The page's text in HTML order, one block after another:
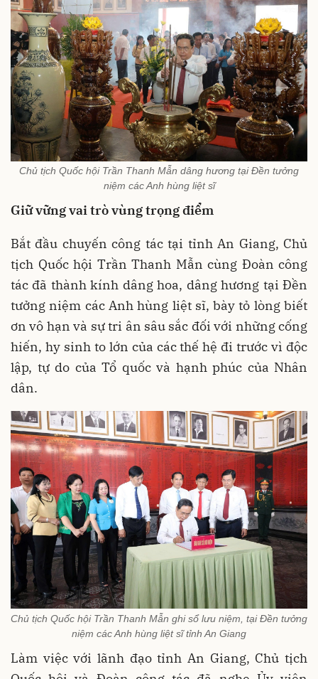
Chủ tịch Quốc hội Trần Thanh Mẫn dâng hương tại Đền tưởng
niệm các Anh hùng liệt sĩ
Giữ vững vai trò vùng trọng điểm
Bắt đầu chuyến công tác tại tỉnh An Giang, Chủ
tịch Quốc hội Trần Thanh Mẫn cùng Đoàn công
tác đã thành kính dâng hoa, dâng hương tại Đền
tưởng niệm các Anh hùng liệt sĩ, bày tỏ lòng biết
ơn vô hạn và sự tri ân sâu sắc đối với những cống
hiến, hy sinh to lớn của các thế hệ đi trước vì độc
lập, tự do của Tổ quốc và hạnh phúc của Nhân
dân.
Chủ tịch Quốc hội Trần Thanh Mẫn ghi sổ lưu niệm, tại Đền tưởng
niệm các Anh hùng liệt sĩ tỉnh An Giang
Làm việc với lãnh đạo tỉnh An Giang, Chủ tịch